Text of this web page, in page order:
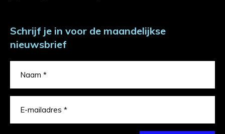
Schrijf je in voor de maandelijkse
nieuwsbrief